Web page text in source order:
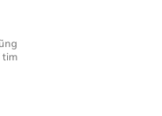
tim